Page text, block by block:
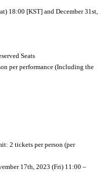
18:00 [KST] and December 31st,
Seats
per performance (Including the
2 tickets per person (per
17th, 2023 (Fri) 11:00 –